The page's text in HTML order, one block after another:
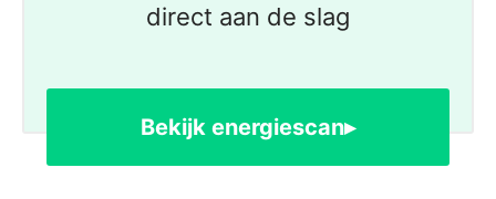
direct aan de slag
Bekijk energiescan▸